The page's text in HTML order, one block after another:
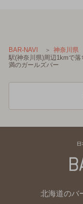
BAR-NAVI 神奈川県
駅(神奈川県)周辺1kmで
満のガールズバー
北海道のバ